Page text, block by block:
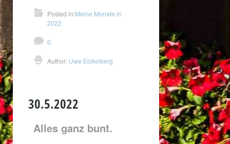
Posted in:Meine Monate in
2022
0
Author: Uwe Eickelberg
30.5.2022
Alles ganz bunt.